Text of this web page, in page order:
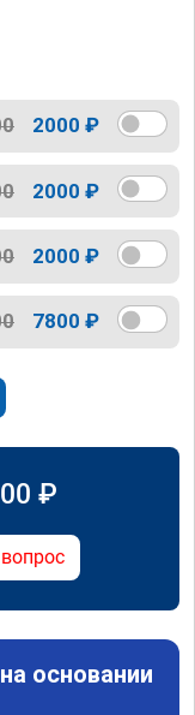
2000 ₽
2000 ₽
2000 ₽
7800 ₽
₽
основании